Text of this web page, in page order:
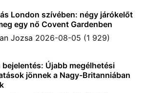
London szívében: négy járókelőt
egy nő Covent Gardenben
Jozsa 2026-08-05 (1 929)
bejelentés: Újabb megélhetési
jönnek a Nagy-Britanniában